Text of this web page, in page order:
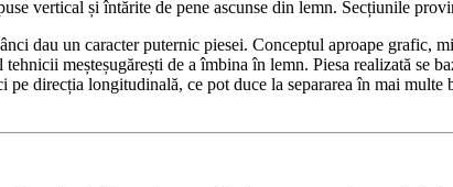
vertical și întărite de pene ascunse din lemn. Secțiunile
dau un caracter puternic piesei. Conceptul aproape grafic,
meșteșugărești de a îmbina în lemn. Piesa realizată se
direcția longitudinală, ce pot duce la separarea în mai